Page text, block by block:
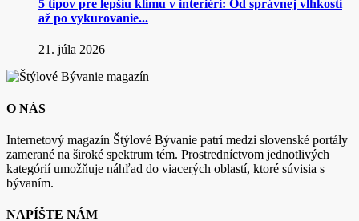
5 tipov pre lepšiu klímu v interiéri: Od správnej vlhkosti
až po vykurovanie...
21. júla 2026
O NÁS
Internetový magazín Štýlové Bývanie patrí medzi slovenské portály
zamerané na široké spektrum tém. Prostredníctvom jednotlivých
kategórií umožňuje náhľad do viacerých oblastí, ktoré súvisia s
bývaním.
NAPÍŠTE NÁM